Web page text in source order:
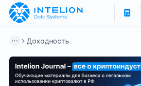
Доходность